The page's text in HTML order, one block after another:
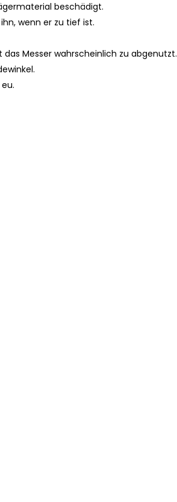
beschädigt.
wenn er zu tief ist.
Messer wahrscheinlich zu abgenutzt.